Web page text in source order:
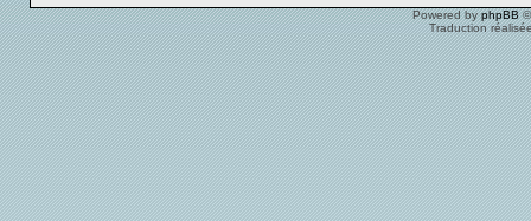
Powered byphpBB©
Traduction